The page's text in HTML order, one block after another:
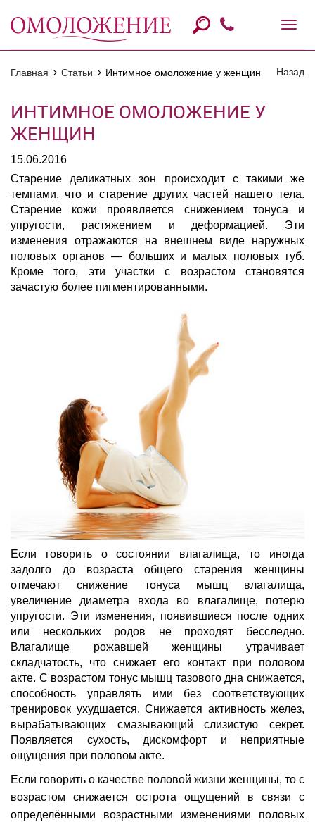
Назад
Главная Статьи Интимное омоложение у женщин
ИНТИМНОЕ ОМОЛОЖЕНИЕ У
ЖЕНЩИН
15.06.2016
Старение деликатных зон происходит с такими же
темпами, что и старение других частей нашего тела.
Старение кожи проявляется снижением тонуса и
упругости, растяжением и деформацией. Эти
изменения отражаются на внешнем виде наружных
половых органов — больших и малых половых губ.
Кроме того, эти участки с возрастом становятся
зачастую более пигментированными.
Если говорить о состоянии влагалища, то иногда
задолго до возраста общего старения женщины
отмечают снижение тонуса мышц влагалища,
увеличение диаметра входа во влагалище, потерю
упругости. Эти изменения, появившиеся после одних
или нескольких родов не проходят бесследно.
Влагалище рожавшей женщины утрачивает
складчатость, что снижает его контакт при половом
акте. С возрастом тонус мышц тазового дна снижается,
способность управлять ими без соответствующих
тренировок ухудшается. Снижается активность желез,
вырабатывающих смазывающий слизистую секрет.
Появляется сухость, дискомфорт и неприятные
ощущения при половом акте.
Если говорить о качестве половой жизни женщины, то с
возрастом снижается острота ощущений в связи с
определёнными возрастными изменениями половых